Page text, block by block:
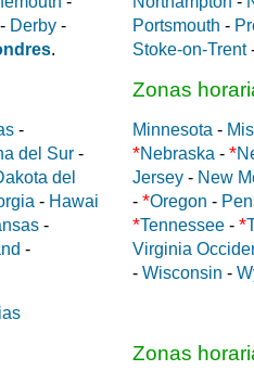
- Derby -
.
Portsmouth -
Stoke-on-Trent
Zonas
-
del Sur -
del
- Hawai
-
-
Minnesota -
*Nebraska - *
Jersey - New
- *Oregon -
*Tennessee - *
Virginia
- Wisconsin -
Zonas